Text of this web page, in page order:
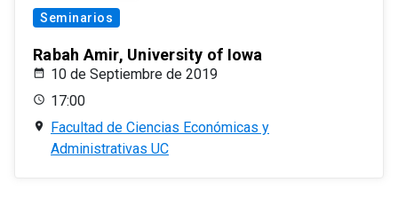
Seminarios
Rabah Amir, University of Iowa
10 de Septiembre de 2019
17:00
Facultad de Ciencias Económicas y
Administrativas UC